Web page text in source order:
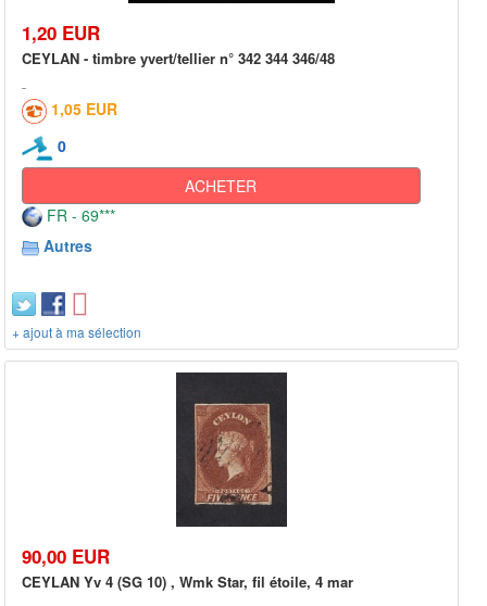
1,20 EUR
CEYLAN - timbre yvert/tellier n° 342 344 346/48
1,05 EUR
0
ACHETER
FR - 69***
Autres
+ ajout à ma sélection
90,00 EUR
CEYLAN Yv 4 (SG 10) , Wmk Star, fil étoile, 4 mar